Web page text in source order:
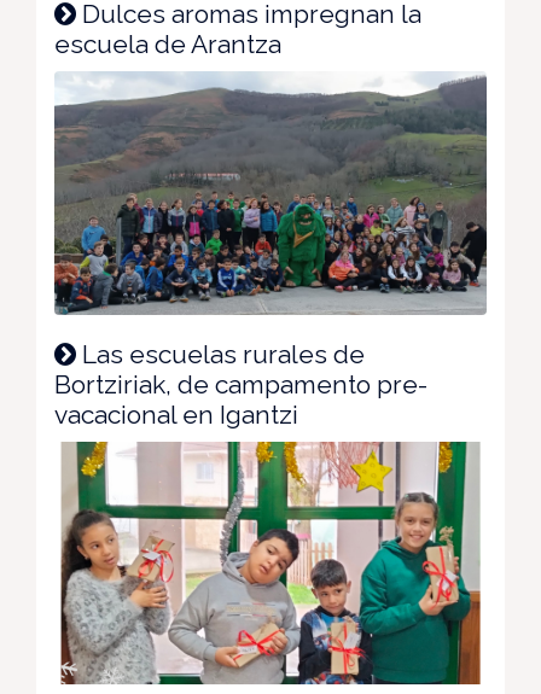
Dulces aromas impregnan la
escuela de Arantza
Las escuelas rurales de
Bortziriak, de campamento pre-
vacacional en Igantzi